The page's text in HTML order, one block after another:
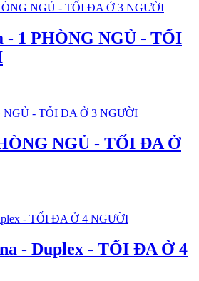
- 1 PHÒNG NGỦ - TỐI
NGỦ - TỐI ĐA Ở
- Duplex - TỐI ĐA Ở 4